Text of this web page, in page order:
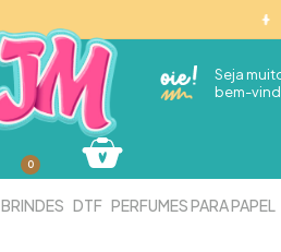
Seja
bem-
0
BRINDES DTF PERFUMES PARA PAPEL